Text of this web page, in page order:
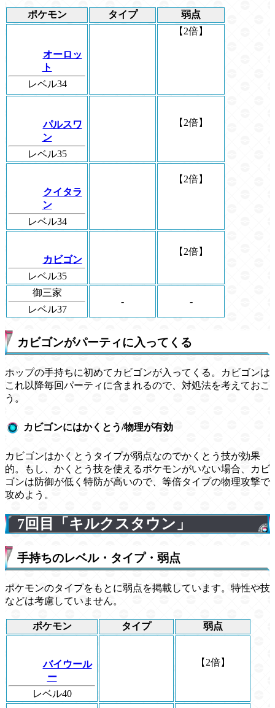
ポケモン タイプ 弱点
オーロッ
ト
レベル34
【2倍】
パルスワ
ン
レベル35
【2倍】
クイタラ
ン
レベル34
【2倍】
カビゴン
レベル35
【2倍】
御三家
レベル37
- -
カビゴンがパーティに入ってくる
ホップの手持ちに初めてカビゴンが入ってくる。カビゴンは
これ以降毎回パーティに含まれるので、対処法を考えておこ
う。
カビゴンにはかくとう/物理が有効
カビゴンはかくとうタイプが弱点なのでかくとう技が効果
的。もし、かくとう技を使えるポケモンがいない場合、カビ
ゴンは防御が低く特防が高いので、等倍タイプの物理攻撃で
攻めよう。
7回目「キルクスタウン」
手持ちのレベル・タイプ・弱点
ポケモンのタイプをもとに弱点を掲載しています。特性や技
などは考慮していません。
ポケモン タイプ 弱点
バイウール
ー
レベル40
【2倍】